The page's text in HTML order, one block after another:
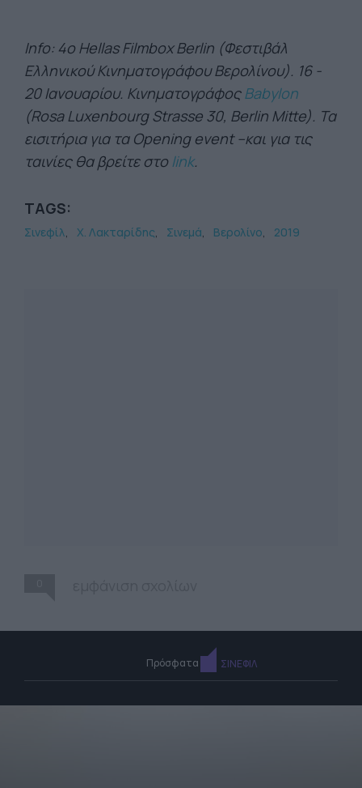
Info: 4ο Hellas Filmbox Berlin (Φεστιβάλ
Ελληνικού Κινηματογράφου Βερολίνου). 16 -
20 Ιανουαρίου. ΚινηματογράφοςBabylon
(Rosa Luxenbourg Strasse 30, Berlin Mitte). Τα
εισιτήρια για τα Opening event –και για τις
ταινίες θα βρείτε στο link.
TAGS:
Σινεφίλ Χ. Λακταρίδης Σινεμά Βερολίνο 2019
Πρόσφατα ΣΙΝΕΦΙΛ